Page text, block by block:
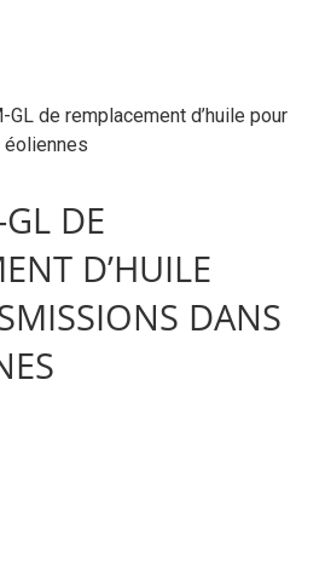
GL de remplacement d’huile pour
DE
D’HUILE
DANS